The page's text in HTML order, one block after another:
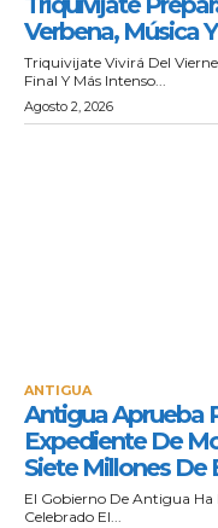
Verbena, Música
Triquivijate Vivirá Del
Final Y Más Intenso...
Agosto 2, 2026
ANTIGUA
Antigua Aprueba
Expediente De
Siete Millones De
El Gobierno De Antigua Ha
Celebrado El...